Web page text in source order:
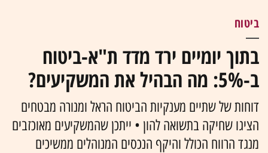
ביטוח
בתוך יומיים ירד מדד ת"א-ביטוח
ב-5%: מה הבהיל את המשקיעים?
דוחות של שתיים מענקיות הביטוח הראל ומנורה מבטחים
הציגו שחיקה בתשואה להון • ייתכן שהמשקיעים מאוכזבים
מנגד הרווח הכולל והיקף הנכסים המנוהלים ממשיכים